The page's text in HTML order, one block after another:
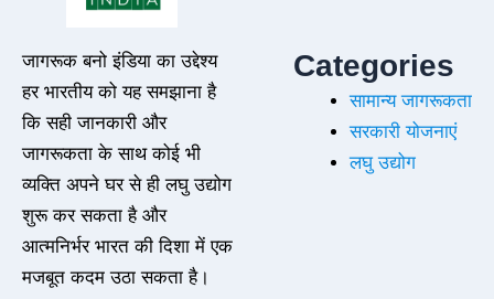
जागरूक बनो इंडिया का उद्देश्य
हर भारतीय को यह समझाना है
कि सही जानकारी और
जागरूकता के साथ कोई भी
व्यक्ति अपने घर से ही लघु उद्योग
शुरू कर सकता है और
आत्मनिर्भर भारत की दिशा में एक
मजबूत कदम उठा सकता है।
Categories
सामान्य जागरूकता
सरकारी योजनाएं
लघु उद्योग